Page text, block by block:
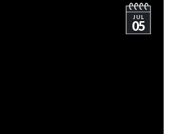
JUL
05